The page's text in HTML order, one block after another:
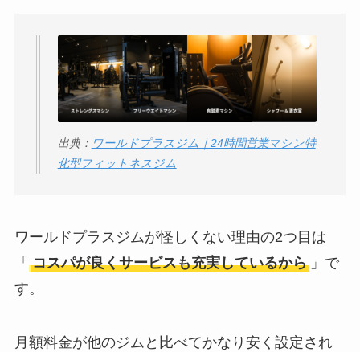
出典： ワールドプラスジム｜24時間営業マシン特
化型フィットネスジム
ワールドプラスジムが怪しくない理由の2つ目は
「 コスパが良くサービスも充実しているから 」で
す。
月額料金が他のジムと比べてかなり安く設定され